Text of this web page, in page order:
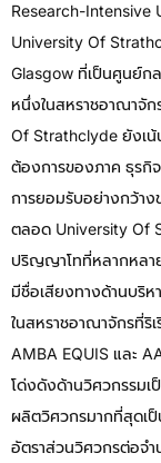
Research-Intensive
University Of
Glasgow ที่เป็นศูนย์ก
หนึ่งในสหราชอาณาจั
Of Strathclyde ยังเ
ต้องการของภาค ธุรกิ
การยอมรับอย่างกว้า
ตลอด University Of
ปริญญาโทที่หลากหลา
มีชื่อเสียงทางด้านบริห
ในสหราชอาณาจักรที่ริ
AMBA EQUIS และ
โด่งดังด้านวิศวกรรมเ
ผลิตวิศวกรมากที่สุดเ
อัตราส่วนวิศวกรต่อจำ